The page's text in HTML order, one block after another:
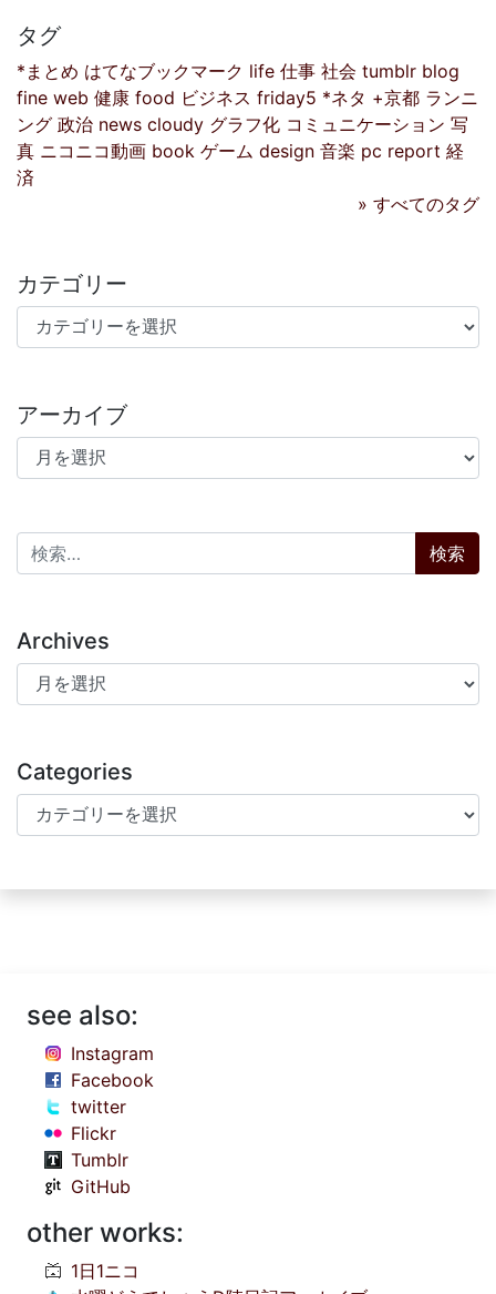
タグ
*まとめ はてなブックマーク life 仕事 社会 tumblr blog
fine web 健康 food ビジネス friday5 *ネタ +京都 ランニ
ング 政治 news cloudy グラフ化 コミュニケーション 写
真 ニコニコ動画 book ゲーム design 音楽 pc report 経
済
» すべてのタグ
カテゴリー
カテゴリー
アーカイブ
アーカイブ
検索:
Archives
Archives
Categories
Categories
see also:
Instagram
Facebook
twitter
Flickr
Tumblr
GitHub
other works:
1日1ニコ